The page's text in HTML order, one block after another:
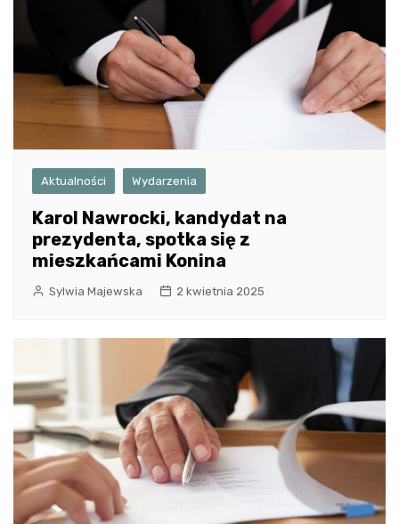
Aktualności Wydarzenia
Karol Nawrocki, kandydat na
prezydenta, spotka się z
mieszkańcami Konina
Sylwia Majewska 2 kwietnia 2025